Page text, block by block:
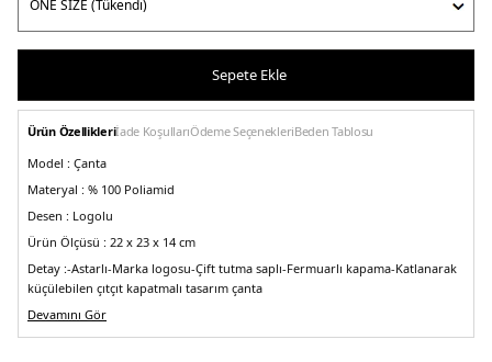
Sepete Ekle
Ürün Özellikleriİade KoşullarıÖdeme SeçenekleriBeden Tablosu
Model : Çanta
Materyal : % 100 Poliamid
Desen : Logolu
Ürün Ölçüsü : 22 x 23 x 14 cm
Detay :-Astarlı-Marka logosu-Çift tutma saplı-Fermuarlı kapama-Katlanarak
küçülebilen çıtçıt kapatmalı tasarım çanta
Üretim Yeri :Çin
5DE2L1621089P68.12
Devamını Gör